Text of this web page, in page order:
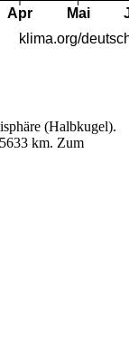
(Halbkugel).
km. Zum